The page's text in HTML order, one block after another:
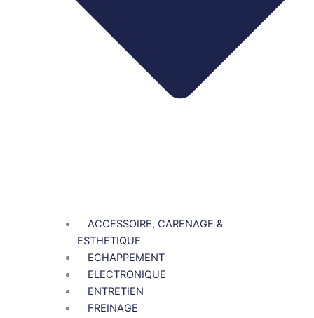
ACCESSOIRE, CARENAGE &
ESTHETIQUE
ECHAPPEMENT
ELECTRONIQUE
ENTRETIEN
FREINAGE